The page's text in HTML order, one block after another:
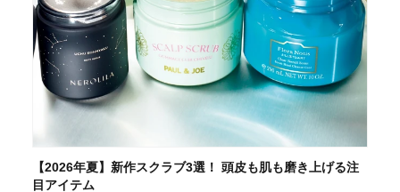
【2026年夏】新作スクラブ3選！ 頭皮も肌も磨き上げる注
目アイテム